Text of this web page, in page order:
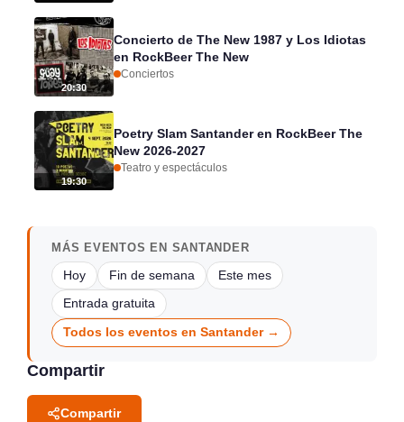
20:30
Concierto de The New 1987 y Los Idiotas
en RockBeer The New
Conciertos
19:30
Poetry Slam Santander en RockBeer The
New 2026-2027
Teatro y espectáculos
MÁS EVENTOS EN SANTANDER
Hoy Fin de semana Este mes
Entrada gratuita
Todos los eventos en Santander →
Compartir
Compartir